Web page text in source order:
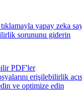
yapay zeka
sorununu giderin
PDF'ler
erişilebilirlik
ve optimize edin